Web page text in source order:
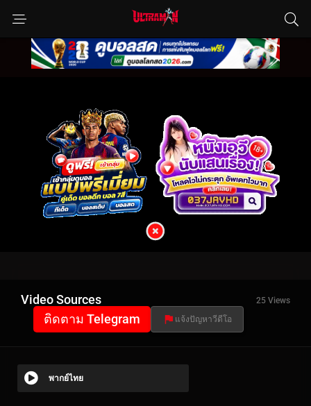
Video Sources 25 Views
ติดตาม Telegram แจ้งปัญหาวีดีโอ
พากย์ไทย